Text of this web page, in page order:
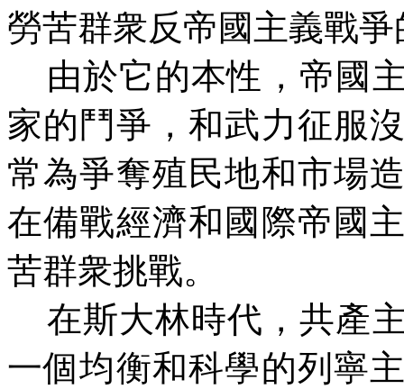
勞苦群衆反帝國主義戰
由於它的本性，帝國
家的鬥爭，和武力征服
常為爭奪殖民地和市場
在備戰經濟和國際帝國
苦群衆挑戰。
在斯大林時代，共產
一個均衡和科學的列寧